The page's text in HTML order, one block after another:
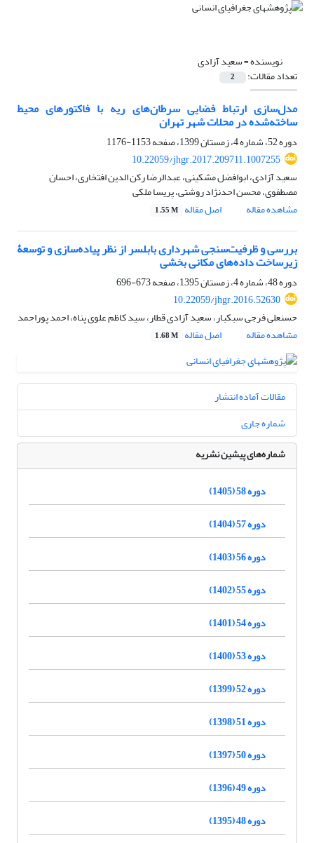
نویسنده =سعید آزادی
تعداد مقالات: 2
مدل‌‌سازی ارتباط فضایی سرطان‌‌های ریه با فاکتورهای محیط
ساخته‌‌شده در محلات شهر تهران
دوره 52، شماره 4، زمستان 1399، صفحه
1153-1176
10.22059/jhgr.2017.209711.1007255
سعید آزادی، ابوافضل مشکینی، عبدالرضا رکن الدین افتخاری، احسان
مصطفوی، محسن احدنژاد روشتی، پریسا ملکی
مشاهده مقاله
اصل مقاله 1.55 M
بررسی و ظرفیت‌سنجی شهرداری بابلسر از نظر پیاده‌سازی و توسعۀ
زیرساخت داده‌های مکانی بخشی
دوره 48، شماره 4، زمستان 1395، صفحه
673-696
10.22059/jhgr.2016.52630
حسنعلی فرجی سبکبار، سعید آزادی قطار، سید کاظم علوی پناه، احمد پوراحمد
مشاهده مقاله
اصل مقاله 1.68 M
مقالات آماده انتشار
شماره جاری
شماره‌های پیشین نشریه
دوره 58 (1405)
دوره 57 (1404)
دوره 56 (1403)
دوره 55 (1402)
دوره 54 (1401)
دوره 53 (1400)
دوره 52 (1399)
دوره 51 (1398)
دوره 50 (1397)
دوره 49 (1396)
دوره 48 (1395)